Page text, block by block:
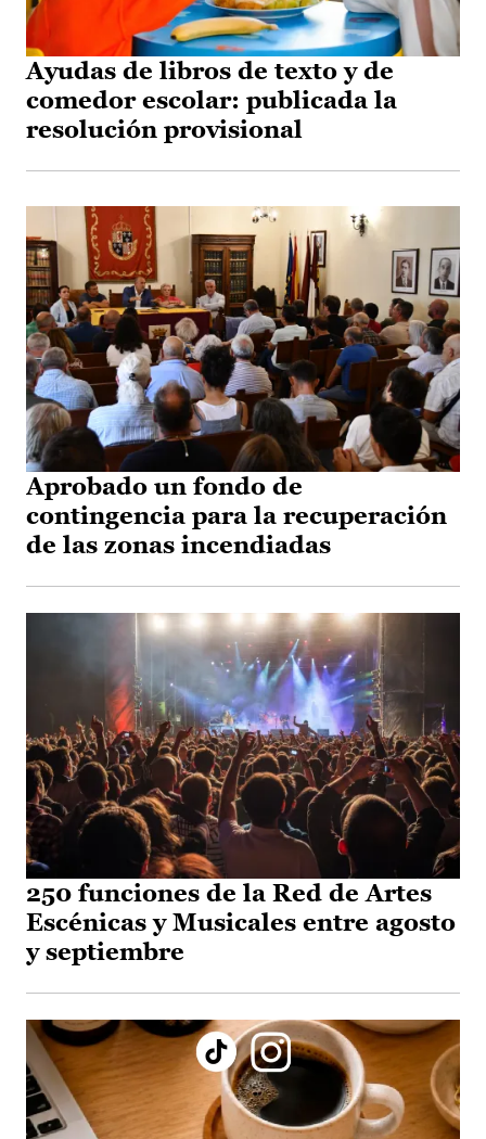
Ayudas de libros de texto y de
comedor escolar: publicada la
resolución provisional
Aprobado un fondo de
contingencia para la recuperación
de las zonas incendiadas
250 funciones de la Red de Artes
Escénicas y Musicales entre agosto
y septiembre